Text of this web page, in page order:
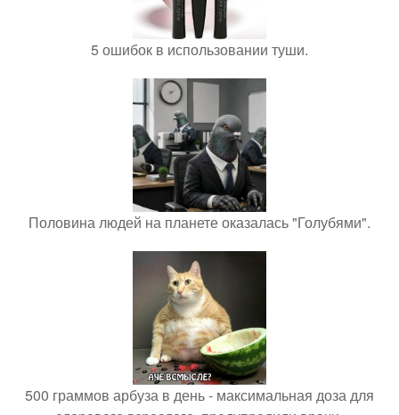
5 ошибок в использовании туши.
Половина людей на планете оказалась "Голубями".
500 граммов арбуза в день - максимальная доза для